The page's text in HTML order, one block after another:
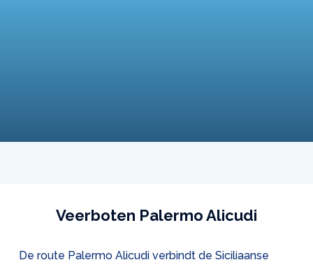
Veerboten Palermo Alicudi
De route Palermo Alicudi verbindt de Siciliaanse